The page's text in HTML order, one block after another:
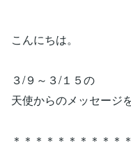
こんにちは。
３/９～３/１５の
天使からのメッセージ
＊＊＊＊＊＊＊＊＊＊